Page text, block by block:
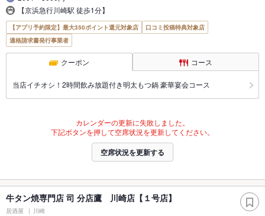
【京浜急行川崎駅 徒歩1分】
【アプリ予約限定】最大350ポイント還元対象店
口コミ投稿特典対象店
適格請求書発行事業者
クーポン コース
当店イチオシ！2時間飲み放題付き明太もつ鍋 豪華宴会コース
カレンダーの更新に失敗しました。
下記ボタンを押して空席状況を更新してください。
空席状況を更新する
牛タン焼専門店 司 分店鷹 川崎店【１号店】
居酒屋 川崎